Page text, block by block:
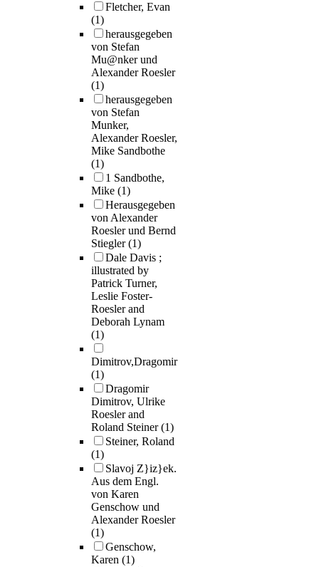
Fletcher, Evan
(1)
herausgegeben
von Stefan
Mu@nker und
Alexander Roesler
(1)
herausgegeben
von Stefan
Munker,
Alexander Roesler,
Mike Sandbothe
(1)
1 Sandbothe,
Mike (1)
Herausgegeben
von Alexander
Roesler und Bernd
Stiegler(1)
Dale Davis ;
illustrated by
Patrick Turner,
Leslie Foster-
Roesler and
Deborah Lynam
(1)
Dimitrov,Dragomir
(1)
Dragomir
Dimitrov, Ulrike
Roesler and
Roland Steiner(1)
Steiner, Roland
(1)
Slavoj Z}iz}ek.
Aus dem Engl.
von Karen
Genschow und
Alexander Roesler
(1)
Genschow,
Karen (1)